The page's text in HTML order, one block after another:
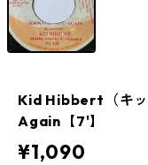
Kid Hibbert（キ
Again【7'】
¥1,090